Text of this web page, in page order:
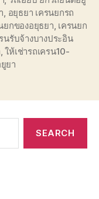
อยุธยา เครนยกรถ
ยกของอยุธยา เครนยก
นรับจ้างบางประอิน
,ให้เช่ารถเครน10-
ยา